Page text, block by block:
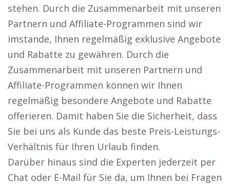
stehen. Durch die Zusammenarbeit mit unseren
Partnern und Affiliate-Programmen sind wir
imstande, Ihnen regelmäßig exklusive Angebote
und Rabatte zu gewähren. Durch die
Zusammenarbeit mit unseren Partnern und
Affiliate-Programmen können wir Ihnen
regelmäßig besondere Angebote und Rabatte
offerieren. Damit haben Sie die Sicherheit, dass
Sie bei uns als Kunde das beste Preis-Leistungs-
Verhältnis für Ihren Urlaub finden.
Darüber hinaus sind die Experten jederzeit per
Chat oder E-Mail für Sie da, um Ihnen bei Fragen